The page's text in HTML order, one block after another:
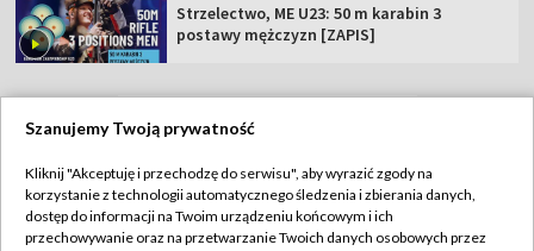
Strzelectwo, ME U23: 50 m karabin 3
postawy mężczyzn [ZAPIS]
Abonament TVP
Sklep TVP
Regulamin TVP
Polityka prywatności
Szanujemy Twoją prywatność
Kliknij "Akceptuję i przechodzę do serwisu", aby wyrazić zgody na
korzystanie z technologii automatycznego śledzenia i zbierania danych,
dostęp do informacji na Twoim urządzeniu końcowym i ich
przechowywanie oraz na przetwarzanie Twoich danych osobowych przez